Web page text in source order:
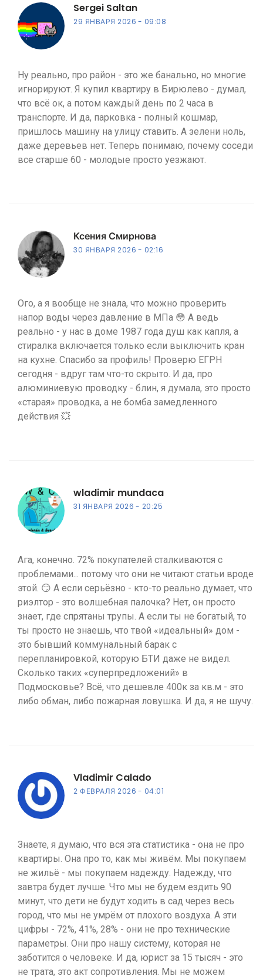
Sergei Saltan
29 ЯНВАРЯ 2026 09:08
Ну реально, про район - это же банально, но многие
игнорируют. Я купил квартиру в Бирюлево - думал,
что всё ок, а потом каждый день по 2 часа в
транспорте. И да, парковка - полный кошмар,
пришлось машину на улицу ставить. А зелени ноль,
даже деревьев нет. Теперь понимаю, почему соседи
все старше 60 - молодые просто уезжают.
Ксения Смирнова
30 ЯНВАРЯ 2026 02:16
Ого, а я вообще не знала, что можно проверить
напор воды через давление в МПа 😳 А ведь
реально - у нас в доме 1987 года душ как капля, а
стиралка включается только если выключить кран
на кухне. Спасибо за профиль! Проверю ЕГРН
сегодня - вдруг там что-то скрыто. И да, про
алюминиевую проводку - блин, я думала, это просто
«старая» проводка, а не бомба замедленного
действия 💥
wladimir mundaca
31 ЯНВАРЯ 2026 20:25
Ага, конечно. 72% покупателей сталкиваются с
проблемами... потому что они не читают статьи вроде
этой. 😏 А если серьёзно - кто-то реально думает, что
риэлтор - это волшебная палочка? Нет, он просто
знает, где спрятаны трупы. А если ты не богатый, то
ты просто не знаешь, что твой «идеальный» дом -
это бывший коммунальный барак с
перепланировкой, которую БТИ даже не видел.
Сколько таких «суперпредложений» в
Подмосковье? Всё, что дешевле 400к за кв.м - это
либо обман, либо пожарная ловушка. И да, я не шучу.
Vladimir Calado
2 ФЕВРАЛЯ 2026 04:01
Знаете, я думаю, что вся эта статистика - она не про
квартиры. Она про то, как мы живём. Мы покупаем
не жильё - мы покупаем надежду. Надежду, что
завтра будет лучше. Что мы не будем ездить 90
минут, что дети не будут ходить в сад через весь
город, что мы не умрём от плохого воздуха. А эти
цифры - 72%, 41%, 28% - они не про технические
параметры. Они про нашу систему, которая не
заботится о человеке. И да, юрист за 15 тысяч - это
не трата, это акт сопротивления. Мы не можем